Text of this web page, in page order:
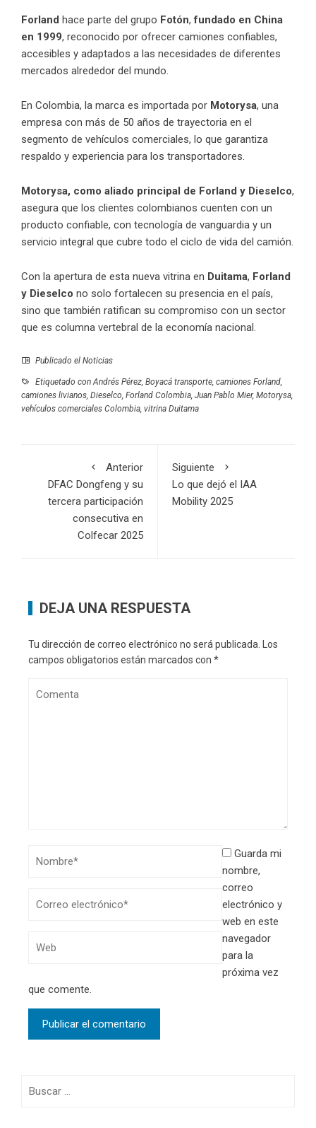
Forland hace parte del grupo Fotón,fundado en China
en 1999, reconocido por ofrecer camiones confiables,
accesibles y adaptados a las necesidades de diferentes
mercados alrededor del mundo.
En Colombia, la marca es importada por Motorysa, una
empresa con más de 50 años de trayectoria en el
segmento de vehículos comerciales, lo que garantiza
respaldo y experiencia para los transportadores.
Motorysa, como aliado principal de Forland y Dieselco,
asegura que los clientes colombianos cuenten con un
producto confiable, con tecnología de vanguardia y un
servicio integral que cubre todo el ciclo de vida del camión.
Con la apertura de esta nueva vitrina en Duitama, Forland
y Dieselco no solo fortalecen su presencia en el país,
sino que también ratifican su compromiso con un sector
que es columna vertebral de la economía nacional.
Publicado el Noticias
Etiquetado con Andrés Pérez Boyacá transporte camiones Forland
camiones livianos Dieselco Forland Colombia Juan Pablo Mier, Motorysa
vehículos comerciales Colombia vitrina Duitama
Anterior
DFAC Dongfeng y su
tercera participación
consecutiva en
Colfecar 2025
Siguiente
Lo que dejó el IAA
Mobility 2025
DEJA UNA RESPUESTA
Tu dirección de correo electrónico no será publicada.
Los
campos obligatorios están marcados con *
Guarda mi
nombre,
correo
electrónico y
web en este
navegador
para la
próxima vez
que comente.